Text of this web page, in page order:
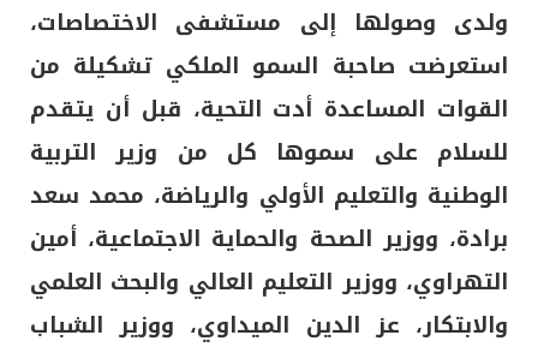
ولدى وصولها إلى مستشفى الاختصاصات،
استعرضت صاحبة السمو الملكي تشكيلة من
القوات المساعدة أدت التحية، قبل أن يتقدم
للسلام على سموها كل من وزير التربية
الوطنية والتعليم الأولي والرياضة، محمد سعد
برادة، ووزير الصحة والحماية الاجتماعية، أمين
التهراوي، ووزير التعليم العالي والبحث العلمي
والابتكار، عز الدين الميداوي، ووزير الشباب